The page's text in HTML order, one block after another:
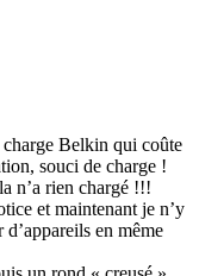
Belkin qui coûte
souci de charge !
n’a rien chargé !!!
et maintenant je n’y
en même